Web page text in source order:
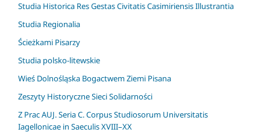
Studia Historica Res Gestas Civitatis Casimiriensis Illustrantia
Studia Regionalia
Ścieżkami Pisarzy
Studia polsko-litewskie
Wieś Dolnośląska Bogactwem Ziemi Pisana
Zeszyty Historyczne Sieci Solidarności
Z Prac AUJ. Seria C. Corpus Studiosorum Universitatis
Iagellonicae in Saeculis XVIII–XX